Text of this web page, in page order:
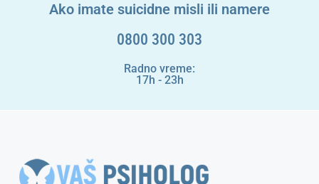
Ako imate suicidne misli ili namere
0800 300 303
Radno vreme:
17h - 23h